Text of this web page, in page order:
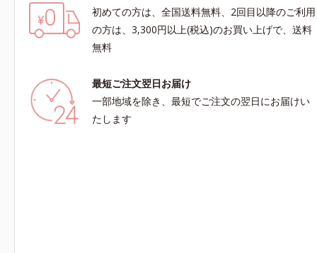
初めての方は、全国送料無料、2回目以降のご利用
の方は、3,300円以上(税込)のお買い上げで、送料
無料
最短ご注文翌日お届け
一部地域を除き、最短でご注文の翌日にお届けい
たします